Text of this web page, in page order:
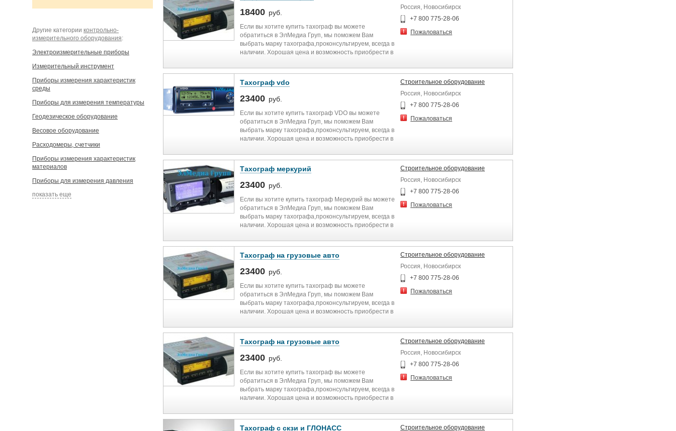
Другие категории контрольно-
измерительного оборудования:
Электроизмерительные приборы
Измерительный инструмент
Приборы измерения характеристик
среды
Приборы для измерения температуры
Геодезическое оборудование
Весовое оборудование
Расходомеры, счетчики
Приборы измерения характеристик
материалов
Приборы для измерения давления
показать еще
18400 руб.
Если вы хотите купить тахограф вы можете
обратиться в ЭлМедиа Груп, мы поможем Вам
выбрать марку тахографа,проконсультируем, всегда в
наличии. Хорошая цена и возможность приобрести в
Россия, Новосибирск
+7 800 775-28-06
Пожаловаться
Тахограф vdo
23400 руб.
Если вы хотите купить тахограф VDO вы можете
обратиться в ЭлМедиа Груп, мы поможем Вам
выбрать марку тахографа,проконсультируем, всегда в
наличии. Хорошая цена и возможность приобрести в
Строительное оборудование
Россия, Новосибирск
+7 800 775-28-06
Пожаловаться
Тахограф меркурий
23400 руб.
Если вы хотите купить тахограф Меркурий вы можете
обратиться в ЭлМедиа Груп, мы поможем Вам
выбрать марку тахографа,проконсультируем, всегда в
наличии. Хорошая цена и возможность приобрести в
Строительное оборудование
Россия, Новосибирск
+7 800 775-28-06
Пожаловаться
Тахограф на грузовые авто
23400 руб.
Если вы хотите купить тахограф вы можете
обратиться в ЭлМедиа Груп, мы поможем Вам
выбрать марку тахографа,проконсультируем, всегда в
наличии. Хорошая цена и возможность приобрести в
Строительное оборудование
Россия, Новосибирск
+7 800 775-28-06
Пожаловаться
Тахограф на грузовые авто
23400 руб.
Если вы хотите купить тахограф вы можете
обратиться в ЭлМедиа Груп, мы поможем Вам
выбрать марку тахографа,проконсультируем, всегда в
наличии. Хорошая цена и возможность приобрести в
Строительное оборудование
Россия, Новосибирск
+7 800 775-28-06
Пожаловаться
Тахограф с скзи и ГЛОНАСС
Строительное оборудование